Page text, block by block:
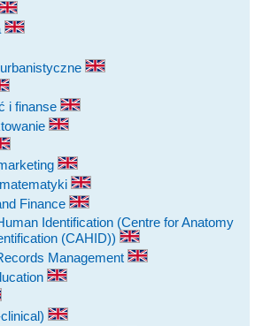
i finanse
Finance
Identification (Centre for Anatomy
(CAHID))
Management